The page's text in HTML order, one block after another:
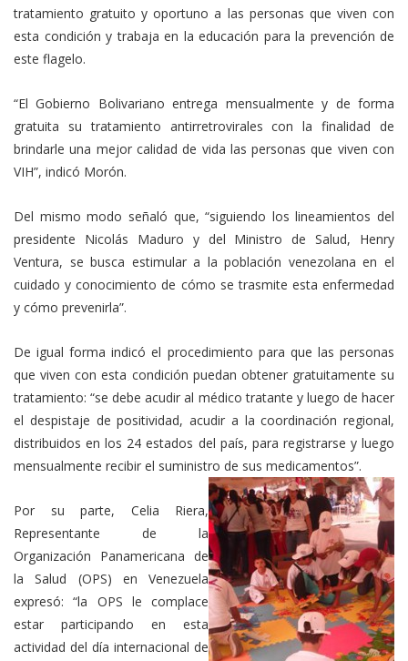
tratamiento gratuito y oportuno a las personas que viven con
esta condición y trabaja en la educación para la prevención de
este flagelo.
“El Gobierno Bolivariano entrega mensualmente y de forma
gratuita su tratamiento antirretrovirales con la finalidad de
brindarle una mejor calidad de vida las personas que viven con
VIH”, indicó Morón.
Del mismo modo señaló que, “siguiendo los lineamientos del
presidente Nicolás Maduro y del Ministro de Salud, Henry
Ventura, se busca estimular a la población venezolana en el
cuidado y conocimiento de cómo se trasmite esta enfermedad
y cómo prevenirla”.
De igual forma indicó el procedimiento para que las personas
que viven con esta condición puedan obtener gratuitamente su
tratamiento: “se debe acudir al médico tratante y luego de hacer
el despistaje de positividad, acudir a la coordinación regional,
distribuidos en los 24 estados del país, para registrarse y luego
mensualmente recibir el suministro de sus medicamentos”.
Por su parte, Celia Riera,
Representante de la
Organización Panamericana de
la Salud (OPS) en Venezuela
expresó: “la OPS le complace
estar participando en esta
actividad del día internacional de